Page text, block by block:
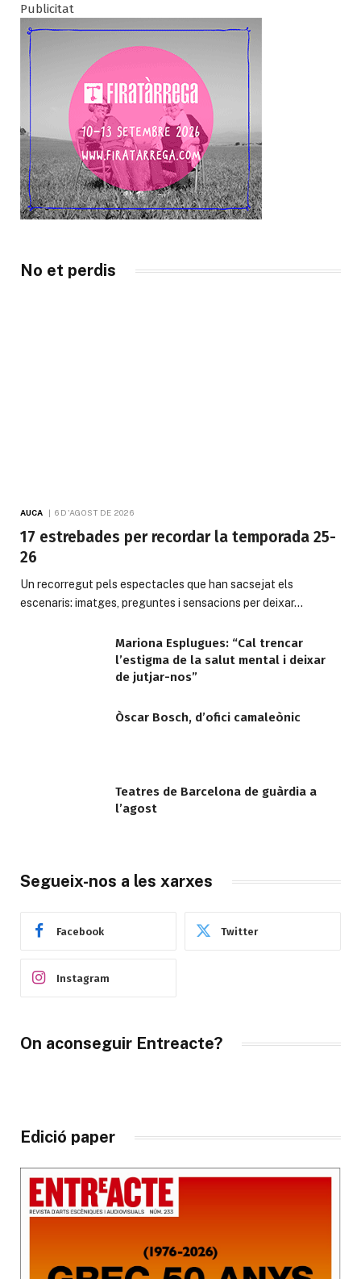
Publicitat
No et perdis
AUCA 6 D'AGOST DE 2026
17 estrebades per recordar la temporada 25-
26
Un recorregut pels espectacles que han sacsejat els
escenaris: imatges, preguntes i sensacions per deixar…
Mariona Esplugues: “Cal trencar
l’estigma de la salut mental i deixar
de jutjar-nos”
Òscar Bosch, d’ofici camaleònic
Teatres de Barcelona de guàrdia a
l’agost
Segueix-nos a les xarxes
Facebook Twitter
Instagram
On aconseguir Entreacte?
Edició paper